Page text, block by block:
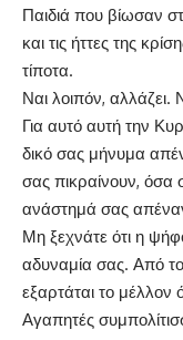
Παιδιά που βίωσαν
και τις ήττες της
τίποτα.
Ναι λοιπόν, αλλάζει.
Για αυτό αυτή την
δικό σας μήνυμα
σας πικραίνουν,
ανάστημά σας
Μη ξεχνάτε ότι η
αδυναμία σας. Από
εξαρτάται το
Αγαπητές